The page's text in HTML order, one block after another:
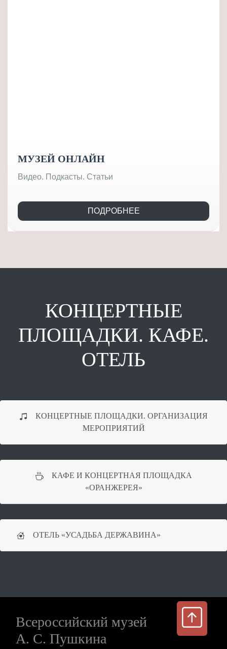
МУЗЕЙ ОНЛАЙН
Видео. Подкасты. Статьи
ПОДРОБНЕЕ
КОНЦЕРТНЫЕ
ПЛОЩАДКИ. КАФЕ.
ОТЕЛЬ
МЕРОПРИЯТИЙ
КАФЕ И КОНЦЕРТНАЯ ПЛОЩАДКА
«ОРАНЖЕРЕЯ»
ОТЕЛЬ «УСАДЬБА ДЕРЖАВИНА»
Всероссийский музей
А. С. Пушкина